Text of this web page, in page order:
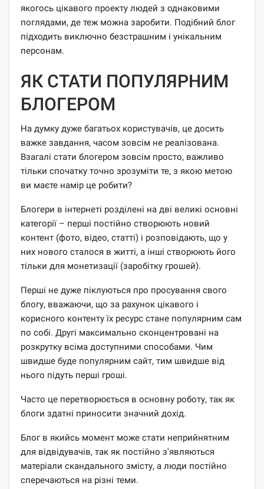
якогось цікавого проекту людей з однаковими
поглядами, де теж можна заробити. Подібний блог
підходить виключно безстрашним і унікальним
персонам.
ЯК СТАТИ ПОПУЛЯРНИМ
БЛОГЕРОМ
На думку дуже багатьох користувачів, це досить
важке завдання, часом зовсім не реалізована.
Взагалі стати блогером зовсім просто, важливо
тільки спочатку точно зрозуміти те, з якою метою
ви маєте намір це робити?
Блогери в інтернеті розділені на дві великі основні
категорії – перші постійно створюють новий
контент (фото, відео, статті) і розповідають, що у
них нового сталося в житті, а інші створюють його
тільки для монетизації (заробітку грошей).
Перші не дуже піклуються про просування свого
блогу, вважаючи, що за рахунок цікавого і
корисного контенту їх ресурс стане популярним сам
по собі. Другі максимально сконцентровані на
розкрутку всіма доступними способами. Чим
швидше буде популярним сайт, тим швидше від
нього підуть перші гроші.
Часто це перетворюється в основну роботу, так як
блоги здатні приносити значний дохід.
Блог в якийсь момент може стати неприйнятним
для відвідувачів, так як постійно з'являються
матеріали скандального змісту, а люди постійно
сперечаються на різні теми.